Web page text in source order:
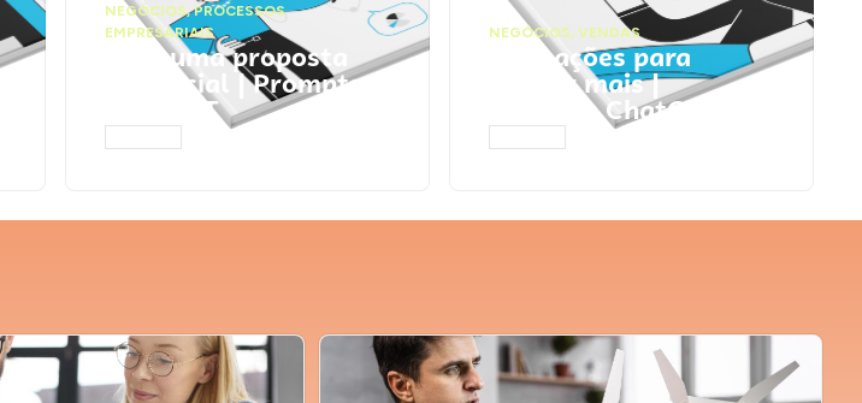
NEGÓCIOS,PROCESSOS
EMPRESARIAIS
Faça uma proposta
comercial | Prompts
ChatGPT
NEGÓCIOS, VENDAS
Faça ações para
vender mais |
Prompts ChatGPT